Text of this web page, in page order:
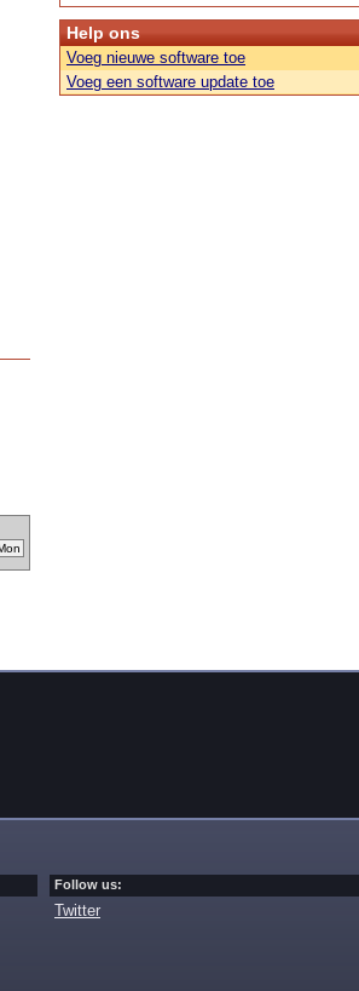
Help ons
Voeg nieuwe software toe
Voeg een software update toe
Follow us:
Twitter